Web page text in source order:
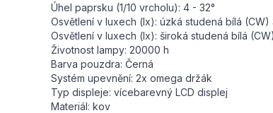
Úhel paprsku (1/10 vrcholu): 4 - 32°
Osvětlení v luxech (lx): úzká studená bílá
Osvětlení v luxech (lx): široká studená bílá
Životnost lampy: 20000 h
Barva pouzdra: Černá
Systém upevnění: 2x omega držák
Typ displeje: vícebarevný LCD displej
Materiál: kov